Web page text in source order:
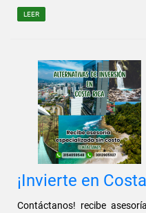
LEER
¡Invierte en
Contáctanos! recibe